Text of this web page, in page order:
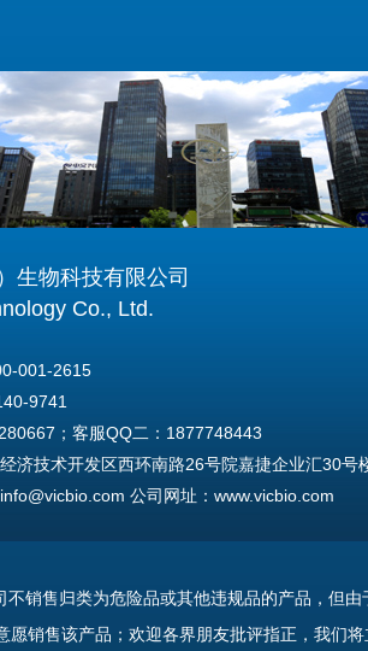
生物科技有限公司
Co., Ltd.
001-2615
9741
；客服QQ二：1877748443
济技术开发区西环南路26号院嘉捷企业汇30号
公司网址：www.vicbio.com
不销售归类为危险品或其他违规品的产品，但
愿销售该产品；欢迎各界朋友批评指正，我们